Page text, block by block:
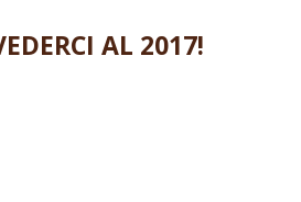
AL 2017!